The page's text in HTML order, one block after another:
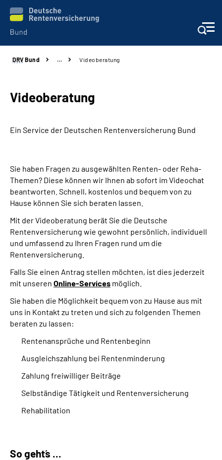
Beratung & Kontakt
Reha-Zentren
Über uns
Online-Services
Inhalte in Gebärdensprache (DGS)
Leichte Sprache
Suche
DRV Bund … Videoberatung
Videoberatung
Ein Service der Deutschen Renten­versicherung Bund
Sie haben Fragen zu ausgewählten Renten- oder Reha-
Themen? Diese können wir Ihnen ab sofort im Videochat
beantworten. Schnell, kostenlos und bequem von zu
Hause können Sie sich beraten lassen.
Mit der Videoberatung berät Sie die Deutsche
Rentenversicherung wie gewohnt persönlich, individuell
und umfassend zu Ihren Fragen rund um die
Rentenversicherung.
Falls Sie einen Antrag stellen möchten, ist dies jederzeit
mit unseren Online-Services möglich.
Sie haben die Möglichkeit bequem von zu Hause aus mit
uns in Kontakt zu treten und sich zu folgenden Themen
beraten zu lassen:
Rentenansprüche und Rentenbeginn
Ausgleichszahlung bei Rentenminderung
Zahlung freiwilliger Beiträge
Selbständige Tätigkeit und Rentenversicherung
Rehabilitation
So geht´s ...